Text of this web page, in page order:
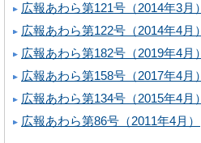
広報あわら第121号（2014年3月）
広報あわら第122号（2014年4月）
広報あわら第182号（2019年4月）
広報あわら第158号（2017年4月）
広報あわら第134号（2015年4月）
広報あわら第86号（2011年4月）